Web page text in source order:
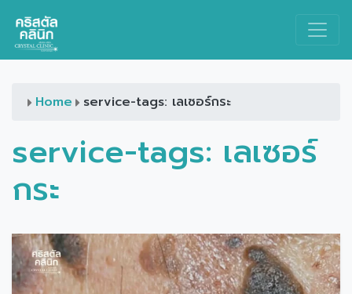
Main Navigation
Home service-tags: เลเซอร์กระ
service-tags: เลเซอร์
กระ